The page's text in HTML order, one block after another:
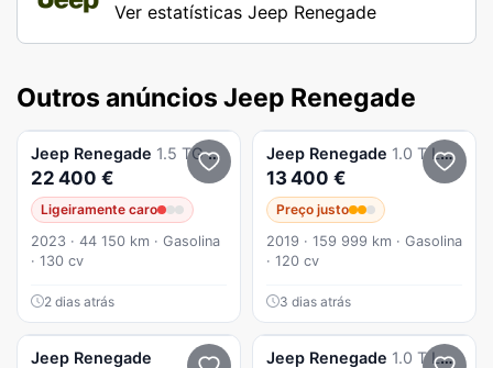
Ver estatísticas Jeep Renegade
Outros anúncios Jeep Renegade
Jeep Renegade 1.5 TG e-Hybrid Limited DCT
22 400 €
Ligeiramente caro
2023 · 44 150 km · Gasolina
· 130 cv
2 dias atrás
Jeep Renegade 1.0 T Longitude
13 400 €
Preço justo
2019 · 159 999 km · Gasolina
· 120 cv
3 dias atrás
Jeep Renegade Jeep Renegade 1.0 T Longitude